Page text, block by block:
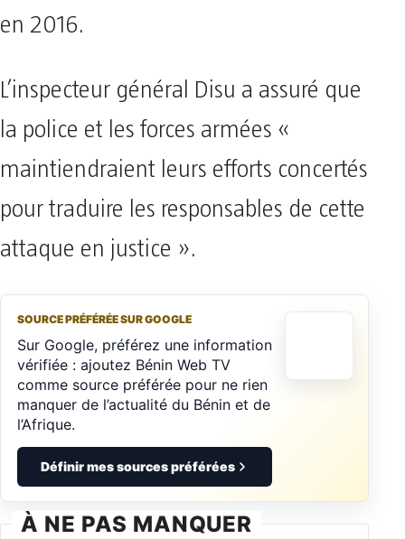
en 2016.
L’inspecteur général Disu a assuré que
la police et les forces armées «
maintiendraient leurs efforts concertés
pour traduire les responsables de cette
attaque en justice ».
SOURCE PRÉFÉRÉE SUR GOOGLE
Sur Google, préférez une information
vérifiée : ajoutez Bénin Web TV
comme source préférée pour ne rien
manquer de l’actualité du Bénin et de
l’Afrique.
Définir mes sources préférées
À NE PAS MANQUER